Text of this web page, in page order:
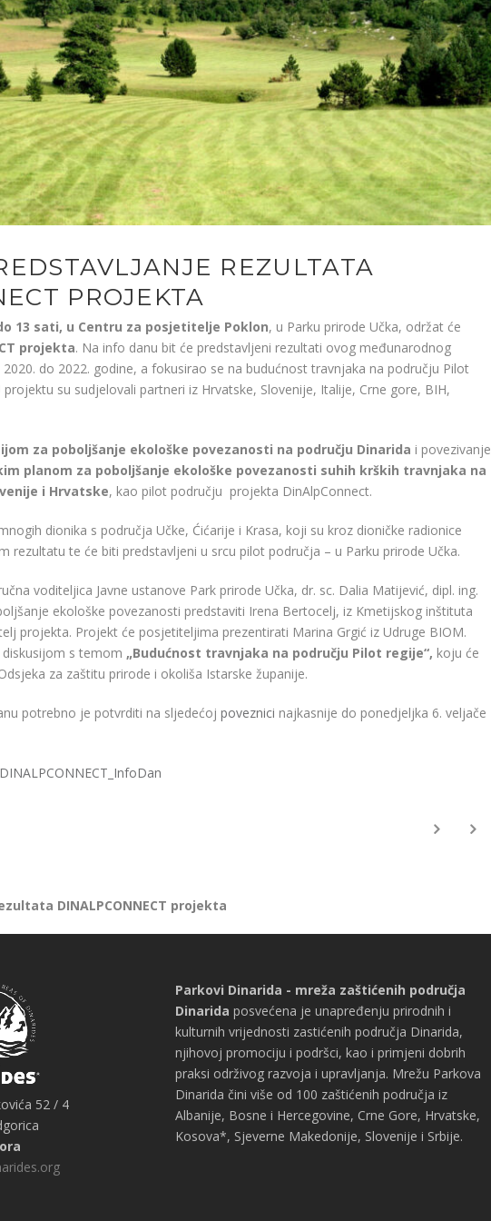
REZULTATA
PROJEKTA
13 sati, u Centru za posjetitelje Poklon, u Parku prirode Učka, održat će
projekta. Na info danu bit će predstavljeni rezultati ovog međunarodnog
do 2022. godine, a fokusirao se na budućnost travnjaka na području Pilot
su sudjelovali partneri iz Hrvatske, Slovenije, Italije, Crne gore, BIH,
za poboljšanje ekološke povezanosti na području Dinarida i povezivanje
planom za poboljšanje ekološke povezanosti suhih krških travnjaka na
i Hrvatske, kao pilot području projekta DinAlpConnect.
dionika s područja Učke, Ćićarije i Krasa, koji su kroz dioničke radionice
rezultatu te će biti predstavljeni u srcu pilot područja – u Parku prirode Učka.
voditeljica Javne ustanove Park prirode Učka, dr. sc. Dalia Matijević, dipl. ing.
ekološke povezanosti predstaviti Irena Bertocelj, iz Kmetijskog inštituta
projekta. Projekt će posjetiteljima prezentirati Marina Grgić iz Udruge BIOM.
s temom „Budućnost travnjaka na području Pilot regije“, koju će
za zaštitu prirode i okoliša Istarske županije.
potrebno je potvrditi na sljedećoj poveznici najkasnije do ponedjeljka 6. veljače
DINALPCONNECT_InfoDan
DINALPCONNECT projekta
52 / 4
Parkovi Dinarida - mreža zaštićenih područja
Dinarida posvećena je unapređenju prirodnih i
kulturnih vrijednosti zastićenih područja Dinarida,
njihovoj promociju i podršci, kao i primjeni dobrih
praksi održivog razvoja i upravljanja. Mrežu Parkova
Dinarida čini više od 100 zaštićenih područja iz
Albanije, Bosne i Hercegovine, Crne Gore, Hrvatske,
Kosova*, Sjeverne Makedonije, Slovenije i Srbije.